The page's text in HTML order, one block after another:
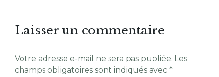
Laisser un commentaire
Votre adresse e-mail ne sera pas publiée. Les
champs obligatoires sont indiqués avec *